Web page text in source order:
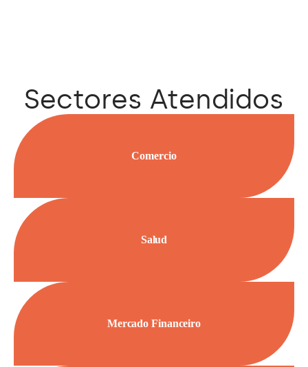
Sectores Atendidos
Comercio
Salud
Mercado Financeiro